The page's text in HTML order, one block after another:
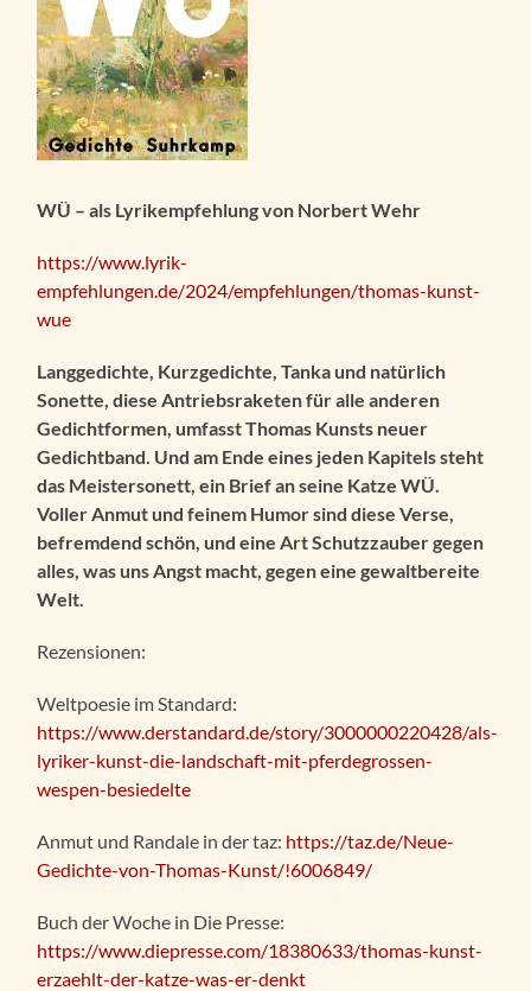
WÜ – als Lyrikempfehlung von Norbert Wehr
https://www.lyrik-
empfehlungen.de/2024/empfehlungen/thomas-kunst-
wue
Langgedichte, Kurzgedichte, Tanka und natürlich
Sonette, diese Antriebsraketen für alle anderen
Gedichtformen, umfasst Thomas Kunsts neuer
Gedichtband. Und am Ende eines jeden Kapitels steht
das Meistersonett, ein Brief an seine Katze WÜ.
Voller Anmut und feinem Humor sind diese Verse,
befremdend schön, und eine Art Schutzzauber gegen
alles, was uns Angst macht, gegen eine gewaltbereite
Welt.
Rezensionen:
Weltpoesie im Standard:
https://www.derstandard.de/story/3000000220428/als-
lyriker-kunst-die-landschaft-mit-pferdegrossen-
wespen-besiedelte
Anmut und Randale in der taz: https://taz.de/Neue-
Gedichte-von-Thomas-Kunst/!6006849/
Buch der Woche in Die Presse:
https://www.diepresse.com/18380633/thomas-kunst-
erzaehlt-der-katze-was-er-denkt